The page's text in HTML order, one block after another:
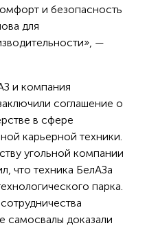
и безопасность
для
—
и компания
соглашение о
в сфере
карьерной техники.
угольной компании
что техника БелАЗа
парка.
самосвалы доказали